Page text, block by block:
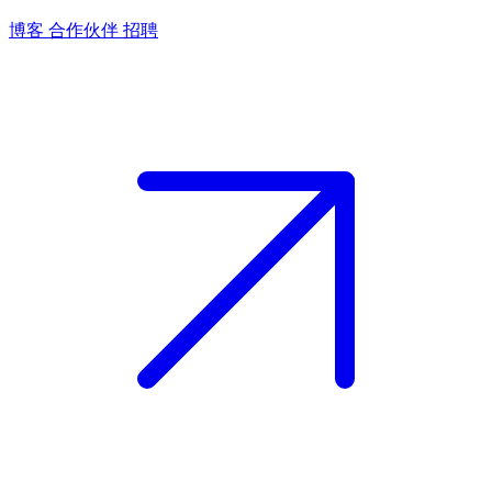
博客 合作伙伴 招聘